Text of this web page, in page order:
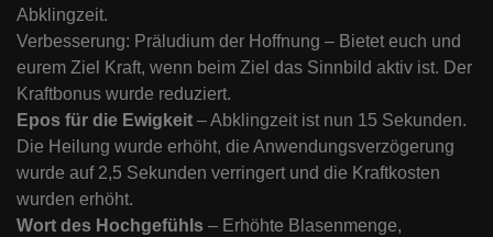
Abklingzeit.
Verbesserung: Präludium der Hoffnung – Bietet euch und
eurem Ziel Kraft, wenn beim Ziel das Sinnbild aktiv ist. Der
Kraftbonus wurde reduziert.
Epos für die Ewigkeit – Abklingzeit ist nun 15 Sekunden.
Die Heilung wurde erhöht, die Anwendungsverzögerung
wurde auf 2,5 Sekunden verringert und die Kraftkosten
wurden erhöht.
Wort des Hochgefühls – Erhöhte Blasenmenge,